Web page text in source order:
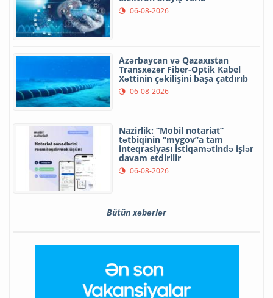
06-08-2026
Azərbaycan və Qazaxıstan
Transxəzər Fiber-Optik Kabel
Xəttinin çəkilişini başa çatdırıb
06-08-2026
Nazirlik: “Mobil notariat”
tətbiqinin “mygov”a tam
inteqrasiyası istiqamətində işlər
davam etdirilir
06-08-2026
Bütün xəbərlər